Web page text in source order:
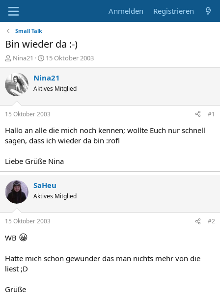
Anmelden Registrieren
Small Talk
Bin wieder da :-)
E
r
s
t
e
e
r
Nina21
E
r
s
e
l
t
a
m
15 Oktober 2003
Nina21
Aktives Mitglied
15 Oktober 2003 #1
Hallo an alle die mich noch kennen; wollte Euch nur schnell
sagen, dass ich wieder da bin :rofl
Liebe Grüße Nina
SaHeu
Aktives Mitglied
15 Oktober 2003 #2
WB 😀
Hatte mich schon gewunder das man nichts mehr von die
liest ;D
Grüße